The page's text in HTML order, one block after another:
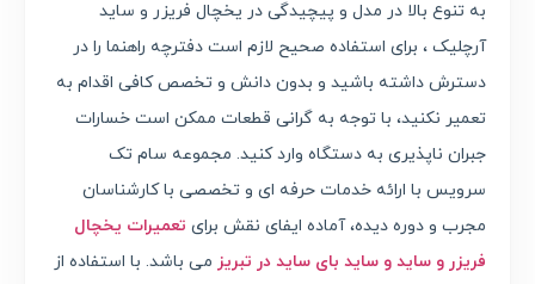
به تنوع بالا در مدل و پیچیدگی در یخچال فریزر و ساید
آرچلیک ، برای استفاده صحیح لازم است دفترچه راهنما را در
دسترش داشته باشید و بدون دانش و تخصص کافی اقدام به
تعمیر نکنید، با توجه به گرانی قطعات ممکن است خسارات
جبران ناپذیری به دستگاه وارد کنید. مجموعه سام تک
سرویس با ارائه خدمات حرفه ای و تخصصی با کارشناسان
مجرب و دوره دیده، آماده ایفای نقش برای تعمیرات یخچال
فریزر و ساید و ساید بای ساید در تبریز می باشد. با استفاده از